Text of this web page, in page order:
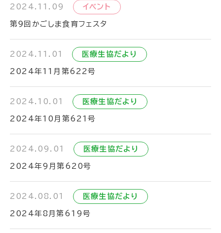
2024.11.09 イベント
第９回かごしま食育フェスタ
2024.11.01 医療生協だより
2024年11月第622号
2024.10.01 医療生協だより
2024年10月第621号
2024.09.01 医療生協だより
2024年9月第620号
2024.08.01 医療生協だより
2024年8月第619号